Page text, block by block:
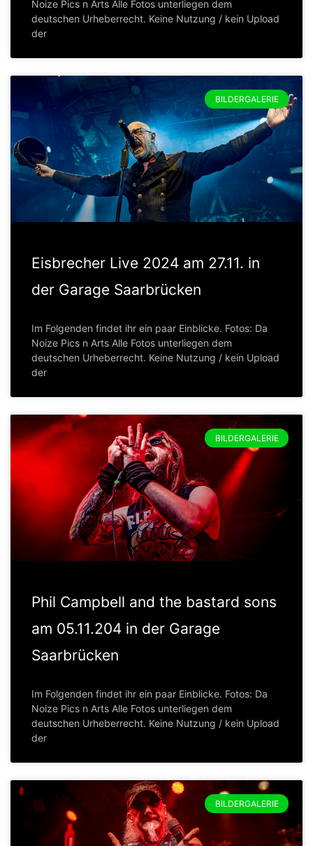
Noize Pics n Arts Alle Fotos unterliegen dem
deutschen Urheberrecht. Keine Nutzung / kein Upload
der
BILDERGALERIE
Eisbrecher Live 2024 am 27.11. in
der Garage Saarbrücken
Im Folgenden findet ihr ein paar Einblicke. Fotos: Da
Noize Pics n Arts Alle Fotos unterliegen dem
deutschen Urheberrecht. Keine Nutzung / kein Upload
der
BILDERGALERIE
Phil Campbell and the bastard sons
am 05.11.204 in der Garage
Saarbrücken
Im Folgenden findet ihr ein paar Einblicke. Fotos: Da
Noize Pics n Arts Alle Fotos unterliegen dem
deutschen Urheberrecht. Keine Nutzung / kein Upload
der
BILDERGALERIE